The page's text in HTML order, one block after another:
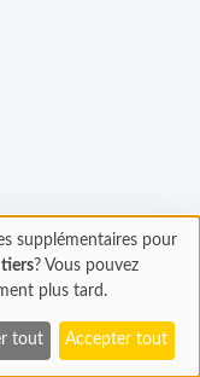
supplémentaires pour
? Vous pouvez
plus tard.
tout Accepter tout